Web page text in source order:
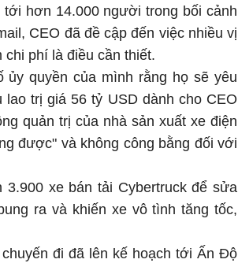
hơn 14.000 người trong bối cảnh
CEO đã đề cập đến việc nhiều vị
phí là điều cần thiết.
ủy quyền của mình rằng họ sẽ yêu
trị giá 56 tỷ USD dành cho CEO
quản trị của nhà sản xuất xe điện
được" và không công bằng đối với
xe bán tải Cybertruck để sửa
ra và khiến xe vô tình tăng tốc,
đi đã lên kế hoạch tới Ấn Độ